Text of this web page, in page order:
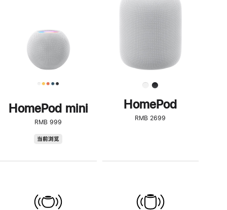
HomePod mini
RMB 999
当前浏览
了
解
HomePod<
HomePod
RMB 2699